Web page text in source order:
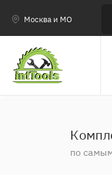
Москва и МО
по